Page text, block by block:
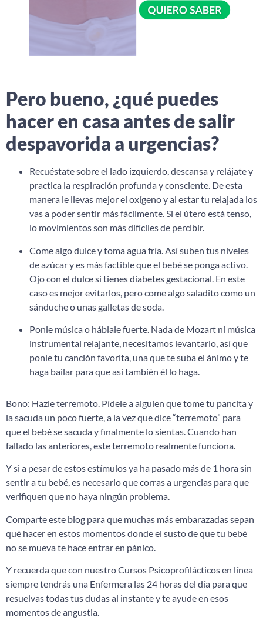
Pero bueno, ¿qué puedes
hacer en casa antes de salir
despavorida a urgencias?
Recuéstate sobre el lado izquierdo, descansa y relájate y
practica la respiración profunda y consciente. De esta
manera le llevas mejor el oxígeno y al estar tu relajada los
vas a poder sentir más fácilmente. Si el útero está tenso,
lo movimientos son más difíciles de percibir.
Come algo dulce y toma agua fría. Así suben tus niveles
de azúcar y es más factible que el bebé se ponga activo.
Ojo con el dulce si tienes diabetes gestacional. En este
caso es mejor evitarlos, pero come algo saladito como un
sánduche o unas galletas de soda.
Ponle música o háblale fuerte. Nada de Mozart ni música
instrumental relajante, necesitamos levantarlo, así que
ponle tu canción favorita, una que te suba el ánimo y te
haga bailar para que así también él lo haga.
Bono: Hazle terremoto. Pídele a alguien que tome tu pancita y
la sacuda un poco fuerte, a la vez que dice “terremoto” para
que el bebé se sacuda y finalmente lo sientas. Cuando han
fallado las anteriores, este terremoto realmente funciona.
Y si a pesar de estos estímulos ya ha pasado más de 1 hora sin
sentir a tu bebé, es necesario que corras a urgencias para que
verifiquen que no haya ningún problema.
Comparte este blog para que muchas más embarazadas sepan
qué hacer en estos momentos donde el susto de que tu bebé
no se mueva te hace entrar en pánico.
Y recuerda que con nuestro Cursos Psicoprofilácticos en línea
siempre tendrás una Enfermera las 24 horas del día para que
resuelvas todas tus dudas al instante y te ayude en esos
momentos de angustia.